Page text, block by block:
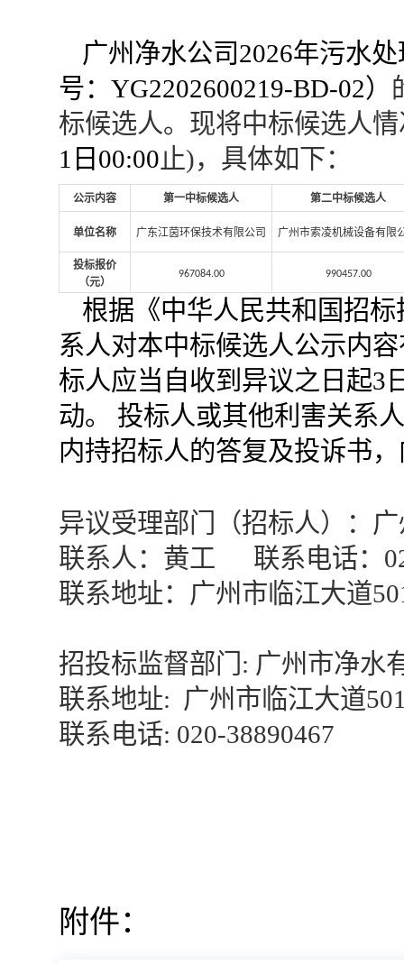
广州净水公司2026年污水
号： YG2202600219-BD-02）
标候选人。现将中标候选人
1 日 00:00止)，具体如下：
公示内容 第一中标候选人 第二中标候选人
单位名称 广东江茵环保技术有限公司 广州市索凌机械设备有限
投标报价
（元）
967084.00 990457.00
根据《中华人民共和国招
系人对本中标候选人公示内
标人应当自收到异议之日起3
动。 投标人或其他利害关系
内持招标人的答复及投诉书
异议受理部门（招标人）：
联系人： 黄工 联系电话：
联系地址：广州市临江大道
招投标监督部门 : 广州市净水
联系地址: 广州市临江大道
联系电话: 020-38890467
附件：